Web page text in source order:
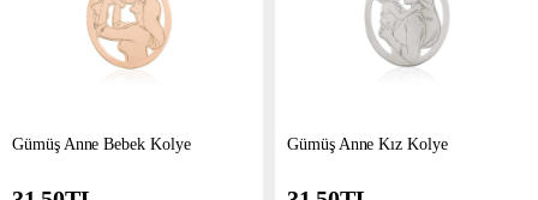
​Gümüş Anne Bebek Kolye ​Gümüş Anne Kız Kolye